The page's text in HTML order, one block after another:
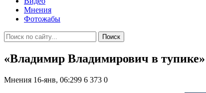
Мнения
Фотожабы
Поиск
«Владимир Владимирович в
Мнения 16-янв, 06:299 6 373 0